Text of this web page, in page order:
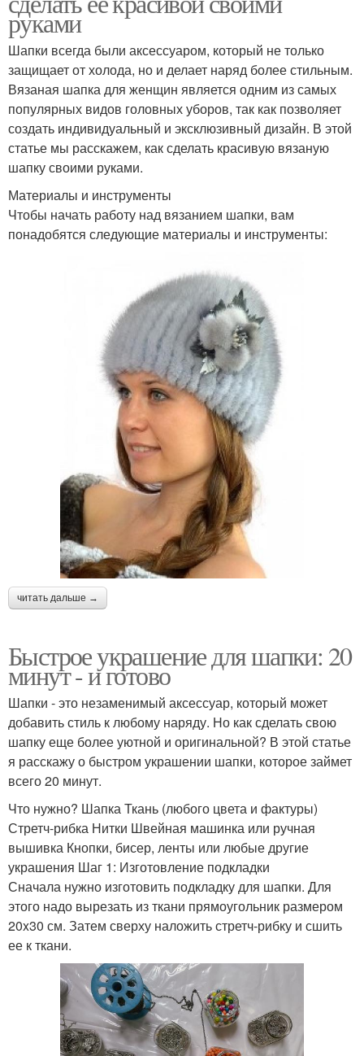
руками
Шапки всегда были аксессуаром, который не только
защищает от холода, но и делает наряд более стильным.
Вязаная шапка для женщин является одним из самых
популярных видов головных уборов, так как позволяет
создать индивидуальный и эксклюзивный дизайн. В этой
статье мы расскажем, как сделать красивую вязаную
шапку своими руками.
Материалы и инструменты
Чтобы начать работу над вязанием шапки, вам
понадобятся следующие материалы и инструменты:
читать дальше →
Быстрое украшение для шапки: 20
минут - и готово
Шапки - это незаменимый аксессуар, который может
добавить стиль к любому наряду. Но как сделать свою
шапку еще более уютной и оригинальной? В этой статье
я расскажу о быстром украшении шапки, которое займет
всего 20 минут.
Что нужно? Шапка Ткань (любого цвета и фактуры)
Стретч-рибка Нитки Швейная машинка или ручная
вышивка Кнопки, бисер, ленты или любые другие
украшения Шаг 1: Изготовление подкладки
Сначала нужно изготовить подкладку для шапки. Для
этого надо вырезать из ткани прямоугольник размером
20x30 см. Затем сверху наложить стретч-рибку и сшить
ее к ткани.